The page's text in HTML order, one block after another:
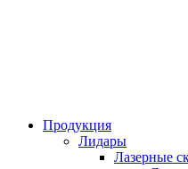
Продукция
Лидары
Лазерные